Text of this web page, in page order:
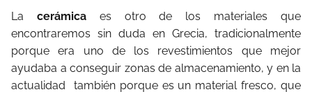
La cerámica es otro de los materiales que
encontraremos sin duda en Grecia, tradicionalmente
porque era uno de los revestimientos que mejor
ayudaba a conseguir zonas de almacenamiento, y en la
actualidad también porque es un material fresco, que